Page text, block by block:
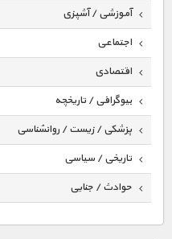
آموزشی / آشپزی
اجتماعی
اقتصادی
بیوگرافی / تاریخچه
پزشکی / زیست / روانشناسی
تاریخی / سیاسی
حوادث / جنایی